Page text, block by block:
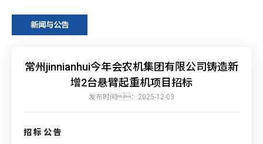
新闻与公告
常州jinnianhui今年会农机集团有限公司铸造新
增2台悬臂起重机项目招标
发布时间：2025-12-03
招标 公告